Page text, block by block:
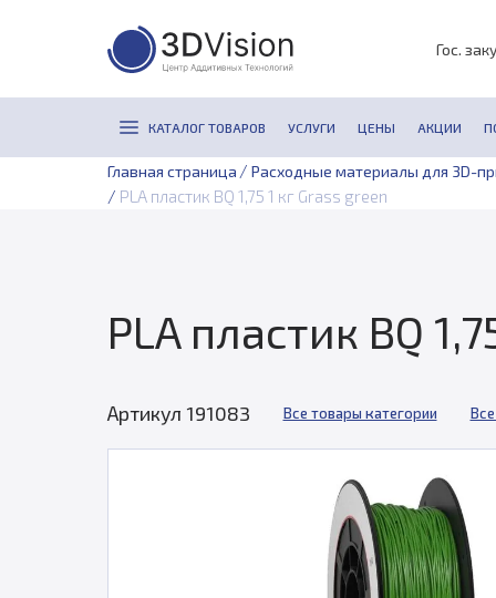
Гос.
КАТАЛОГ ТОВАРОВ УСЛУГИ ЦЕНЫ АКЦИИ
Главная страница / Расходные материалы для 3D-
/ PLA пластик BQ 1,75 1 кг Grass green
PLA пластик BQ
Артикул 191083 Все товары категории